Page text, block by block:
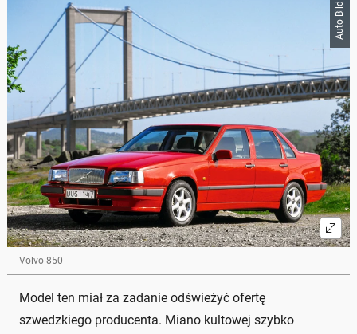
Auto Bild
Volvo 850
Model ten miał za zadanie odświeżyć ofertę
szwedzkiego producenta. Miano kultowej szybko